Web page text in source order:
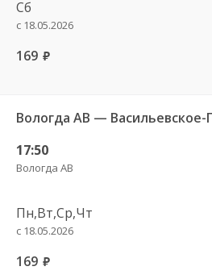
Сб
с 18.05.2026
169 руб.
Вологда АВ — Васильевское-
17:50
Вологда АВ
Пн,Вт,Ср,Чт
с 18.05.2026
169 руб.